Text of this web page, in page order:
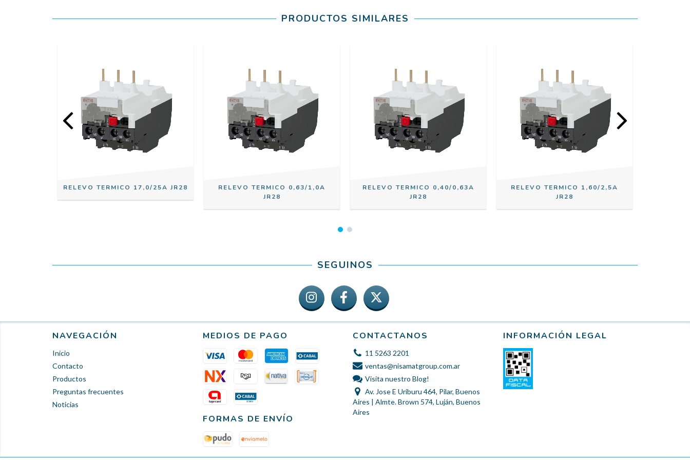
PRODUCTOS SIMILARES
RELEVO TERMICO 17,0/25A JR28
RELEVO TERMICO 0,63/1,0A
JR28
RELEVO TERMICO 0,40/0,63A
JR28
RELEVO TERMICO 1,60/2,5A
JR28
SEGUINOS
NAVEGACIÓN
Inicio
Contacto
Productos
Preguntas frecuentes
Noticias
MEDIOS DE PAGO
FORMAS DE ENVÍO
CONTACTANOS
11 5263 2201
ventas@nisamatgroup.com.ar
Visita nuestro Blog!
Av. Jose E Uriburu 464, Pilar, Buenos
Aires | Almte. Brown 574, Luján, Buenos
Aires
INFORMACIÓN LEGAL